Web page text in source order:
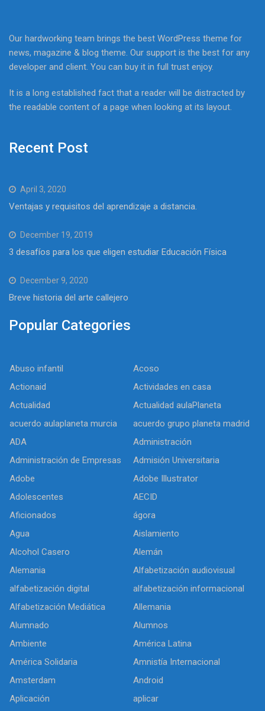
Our hardworking team brings the best WordPress theme for
news, magazine & blog theme. Our support is the best for any
developer and client. You can buy it in full trust enjoy.
It is a long established fact that a reader will be distracted by
the readable content of a page when looking at its layout.
Recent Post
April 3, 2020
Ventajas y requisitos del aprendizaje a distancia.
December 19, 2019
3 desafíos para los que eligen estudiar Educación Física
December 9, 2020
Breve historia del arte callejero
Popular Categories
Abuso infantil
Acoso
Actionaid
Actividades en casa
Actualidad
Actualidad aulaPlaneta
acuerdo aulaplaneta murcia
acuerdo grupo planeta madrid
ADA
Administración
Administración de Empresas
Admisión Universitaria
Adobe
Adobe Illustrator
Adolescentes
AECID
Aficionados
ágora
Agua
Aislamiento
Alcohol Casero
Alemán
Alemania
Alfabetización audiovisual
alfabetización digital
alfabetización informacional
Alfabetización Mediática
Allemania
Alumnado
Alumnos
Ambiente
América Latina
América Solidaria
Amnistía Internacional
Amsterdam
Android
Aplicación
aplicar